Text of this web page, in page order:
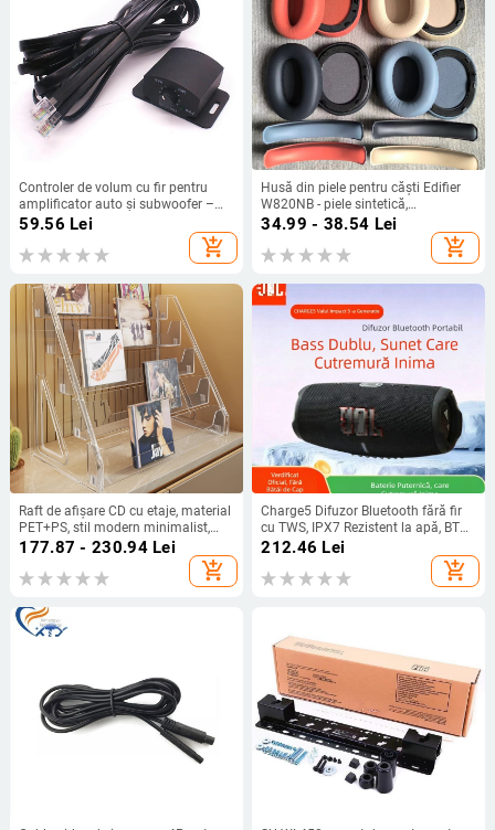
Controler de volum cu fir pentru
amplificator auto și subwoofer –
12V, carcasă din ABS ignifug,
exterior PVC, greutate 0.1, cod
produs 408
59.56 Lei
add_shopping_cart
Husă din piele pentru căști Edifier
W820NB - piele sintetică,
personalizată după desene
34.99 - 38.54 Lei
add_shopping_cart
Raft de afișare CD cu etaje, material
PET+PS, stil modern minimalist,
brand Evesigar/isi home, model
multifuncțional
177.87 - 230.94Lei
add_shopping_cart
Charge5 Difuzor Bluetooth fără fir
cu TWS, IPX7 Rezistent la apă, BT
5.3, 10W, Baterie încorporată 1200–
212.46 Lei
add_shopping_cart